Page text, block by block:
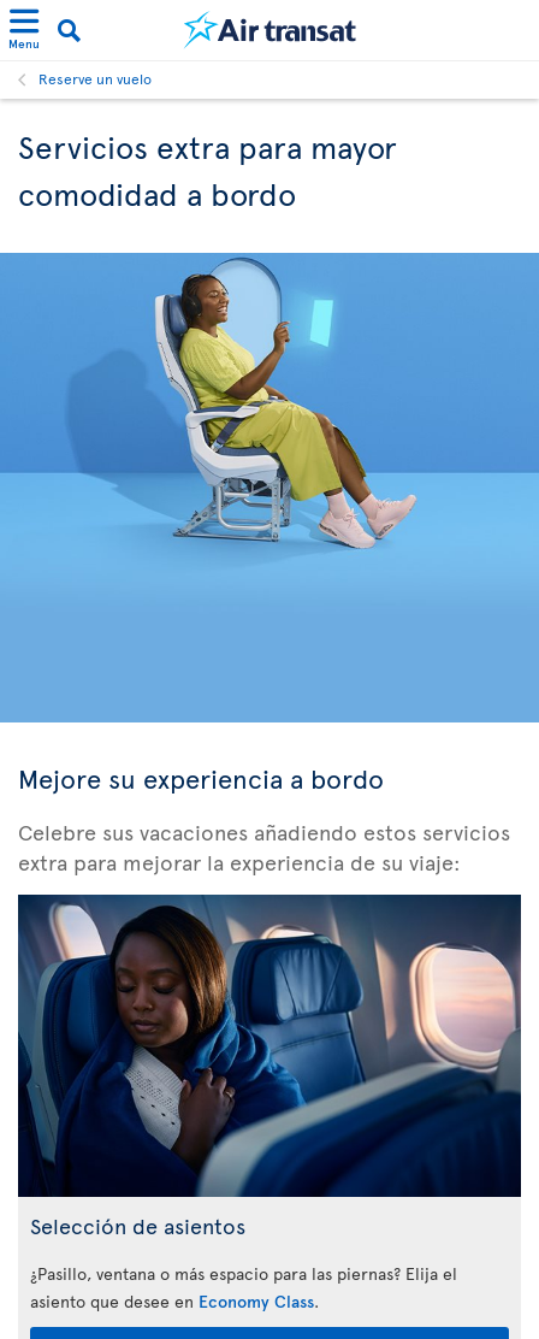
Menu
Reserve un vuelo
Servicios extra para mayor
comodidad a bordo
Mejore su experiencia a bordo
Celebre sus vacaciones añadiendo estos servicios
extra para mejorar la experiencia de su viaje:
Selección de asientos
¿Pasillo, ventana o más espacio para las piernas? Elija el
asiento que desee en Economy Class.